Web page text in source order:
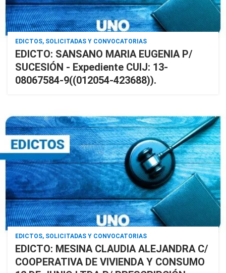
EDICTOS, SOLICITADAS Y CONVOCATORIAS
EDICTO: SANSANO MARIA EUGENIA P/
SUCESIÓN - Expediente CUIJ: 13-
08067584-9((012054-423688)).
EDICTOS, SOLICITADAS Y CONVOCATORIAS
EDICTO: MESINA CLAUDIA ALEJANDRA C/
COOPERATIVA DE VIVIENDA Y CONSUMO